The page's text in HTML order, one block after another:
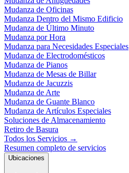
Mudanza de Oficinas
Mudanza Dentro del Mismo Edificio
Mudanza de Último Minuto
Mudanza por Hora
Mudanza para Necesidades Especiales
Mudanza de Electrodomésticos
Mudanza de Pianos
Mudanza de Mesas de Billar
Mudanza de Jacuzzis
Mudanza de Arte
Mudanza de Guante Blanco
Mudanza de Artículos Especiales
Soluciones de Almacenamiento
Retiro de Basura
Todos los Servicios →
Resumen completo de servicios
Ubicaciones